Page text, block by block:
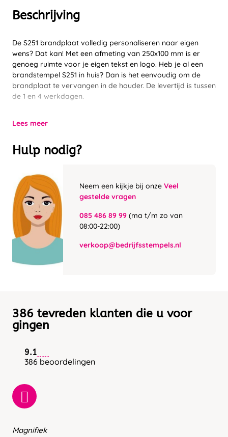
Beschrijving
De S251 brandplaat volledig personaliseren naar eigen
wens? Dat kan! Met een afmeting van 250x100 mm is er
genoeg ruimte voor je eigen tekst en logo. Heb je al een
brandstempel S251 in huis? Dan is het eenvoudig om de
brandplaat te vervangen in de houder. De levertijd is tussen
de 1 en 4 werkdagen.
Lees meer
Hulp nodig?
Neem een kijkje bij onze Veel
gestelde vragen
085 486 89 99 (ma t/m zo van
08:00-22:00)
verkoop@bedrijfsstempels.nl
386 tevreden klanten die u voor
gingen
9.1
386 beoordelingen
Magnifiek